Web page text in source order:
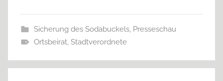
Sicherung des Sodabuckels, Presseschau
Ortsbeirat, Stadtverordnete